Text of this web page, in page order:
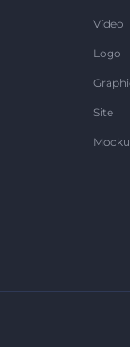
Vídeo
Logo
Site